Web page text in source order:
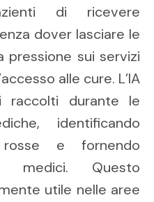
di ricevere
dover lasciare le
pressione sui servizi
alle cure. L’IA
raccolti durante le
identificando
rosse e fornendo
medici. Questo
utile nelle aree